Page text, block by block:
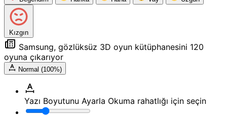
Kızgın
Samsung, gözlüksüz 3D oyun kütüphanesini 120
oyuna çıkarıyor
Normal (100%)
Yazı Boyutunu Ayarla Okuma rahatlığı için seçin